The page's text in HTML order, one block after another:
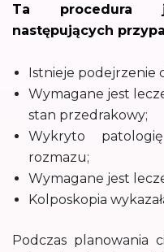
Ta procedura
następujących
Istnieje podejrzenie
Wymagane jest
stan przedrakowy;
Wykryto
rozmazu;
Wymagane jest
Kolposkopia
Podczas planowania